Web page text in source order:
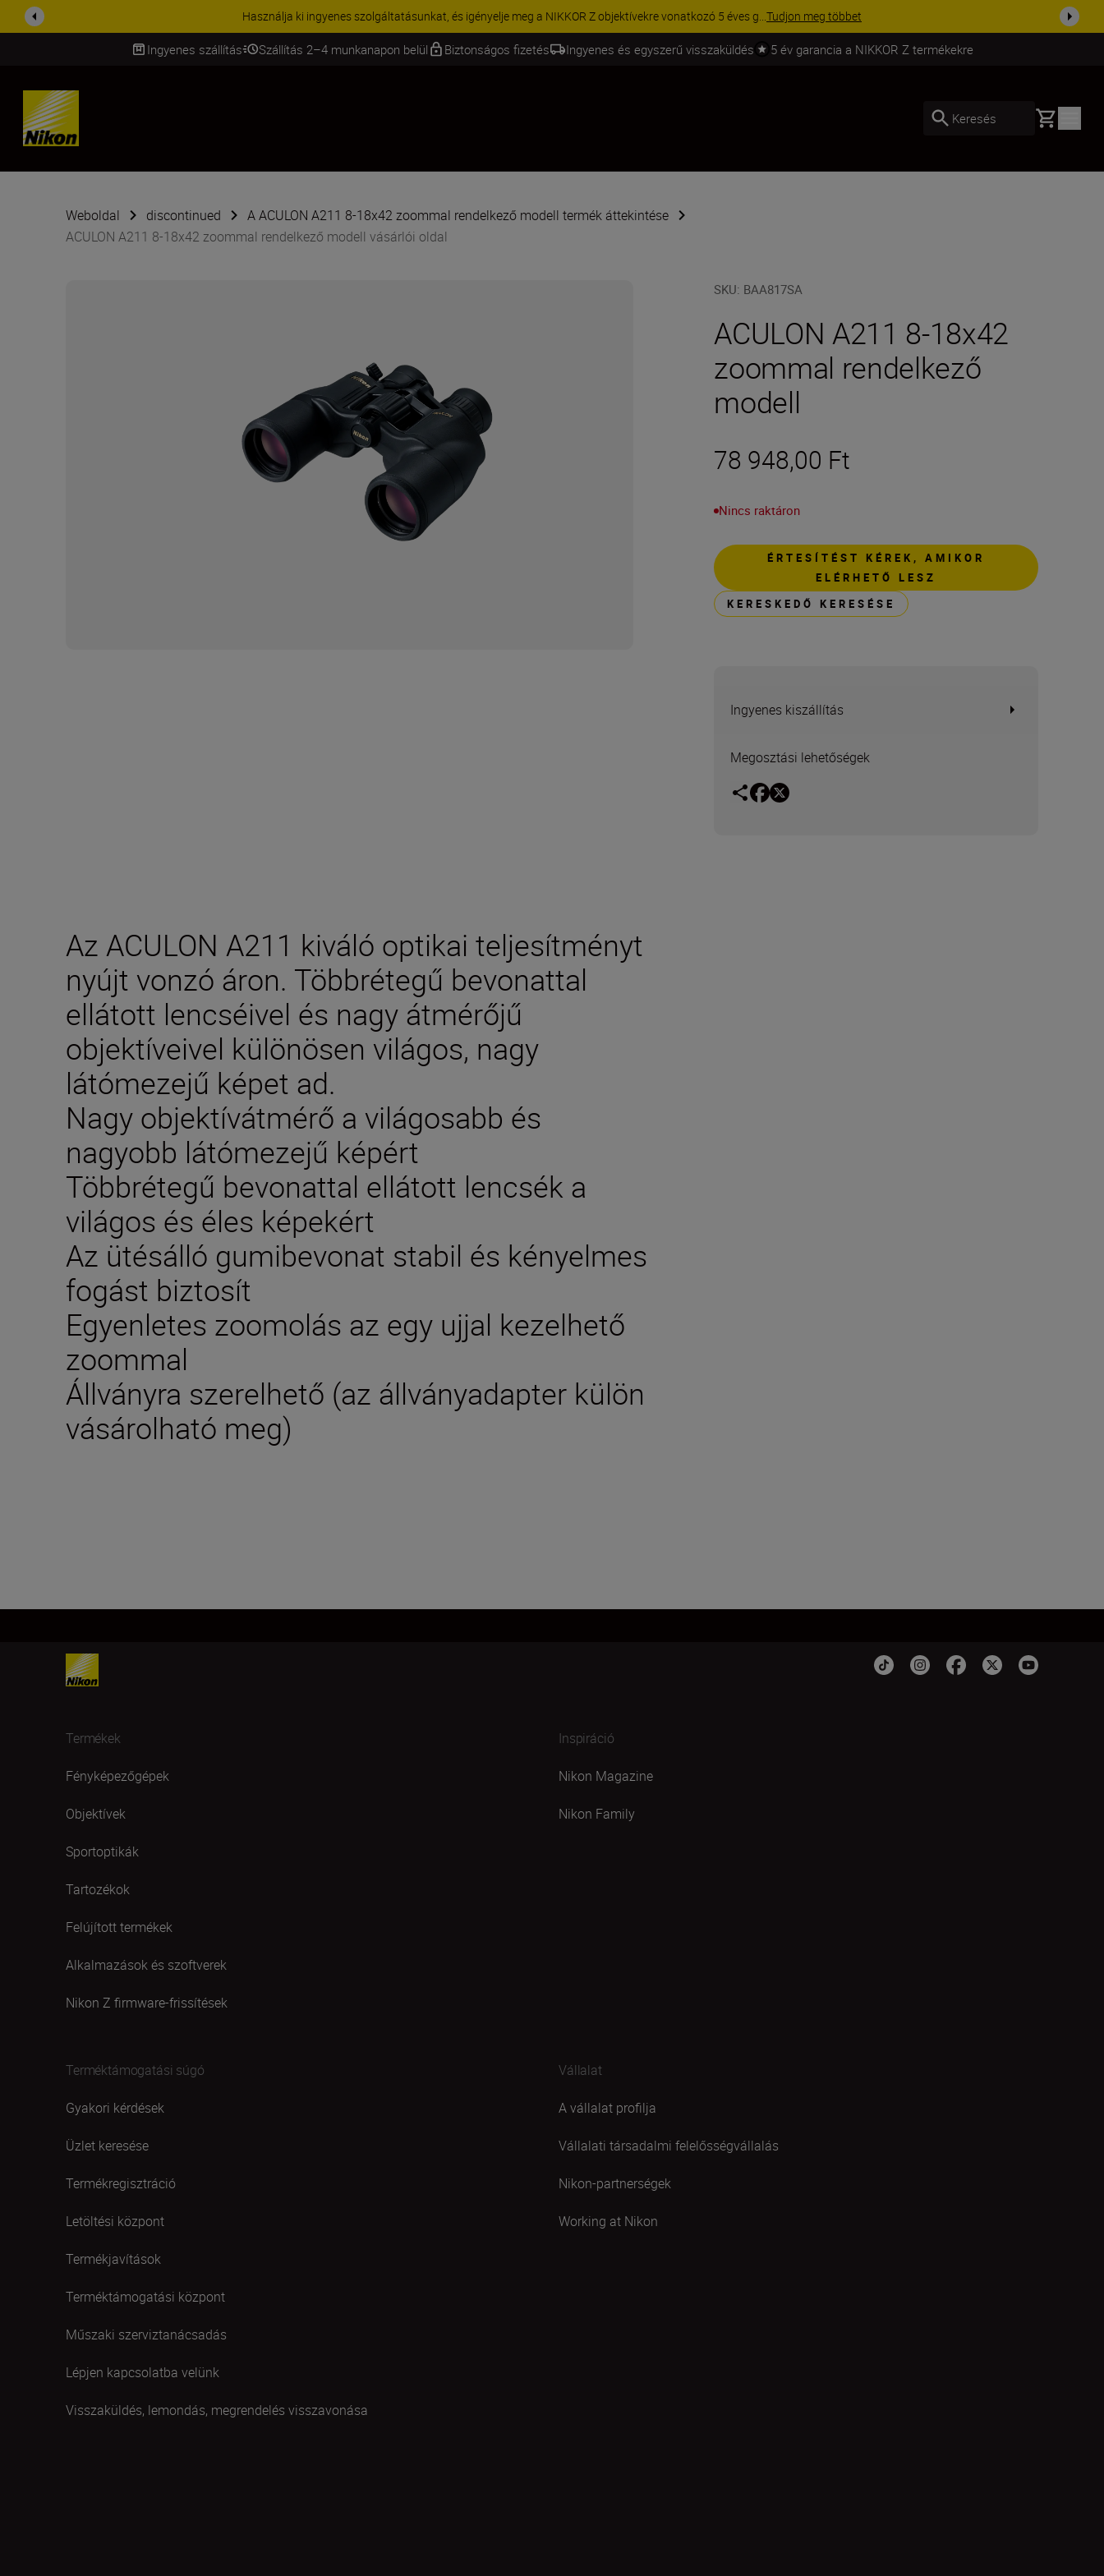
KIEGÉSZÍTŐKRE VONATKOZÓ AKCIÓ | 15% kedvezmény kiválasztott kiegészítőkre – egészítse ki még ma a fe...Vásároljon most
Ingyenes szállítás Szállítás 2–4 munkanapon belül Biztonságos fizetés Ingyenes és egyszerű visszaküldés 5 év garancia a NIKKOR Z termékekre
SKIP
Keresés Basket
Weboldal discontinued
A ACULON A211 8-18x42 zoommal rendelkező modell termék áttekintése
ACULON A211 8-18x42 zoommal rendelkező modell vásárlói oldal
SKU: BAA817SA
ACULON A211 8-18x42
zoommal rendelkező
modell
78 948,00 Ft
Nincs raktáron
ÉRTESÍTÉST KÉREK, AMIKOR
ELÉRHETŐ LESZ
KERESKEDŐ KERESÉSE
Ingyenes kiszállítás
Megosztási lehetőségek
Az ACULON A211 kiváló optikai teljesítményt
nyújt vonzó áron. Többrétegű bevonattal
ellátott lencséivel és nagy átmérőjű
objektíveivel különösen világos, nagy
látómezejű képet ad.
Nagy objektívátmérő a világosabb és
nagyobb látómezejű képért
Többrétegű bevonattal ellátott lencsék a
világos és éles képekért
Az ütésálló gumibevonat stabil és kényelmes
fogást biztosít
Egyenletes zoomolás az egy ujjal kezelhető
zoommal
Állványra szerelhető (az állványadapter külön
vásárolható meg)
Termékek
Fényképezőgépek
Objektívek
Sportoptikák
Tartozékok
Felújított termékek
Alkalmazások és szoftverek
Nikon Z firmware-frissítések
Inspiráció
Nikon Magazine
Nikon Family
Terméktámogatási súgó
Gyakori kérdések
Üzlet keresése
Termékregisztráció
Letöltési központ
Termékjavítások
Terméktámogatási központ
Műszaki szerviztanácsadás
Lépjen kapcsolatba velünk
Visszaküldés, lemondás, megrendelés visszavonása
Vállalat
A vállalat profilja
Vállalati társadalmi felelősségvállalás
Nikon-partnerségek
Working at Nikon